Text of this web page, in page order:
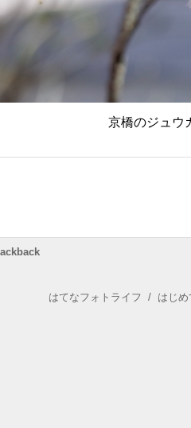
京橋のジュウ
はてなフォトライフ / はじ